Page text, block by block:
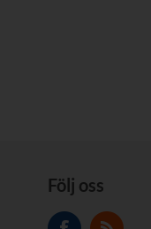
Följ oss